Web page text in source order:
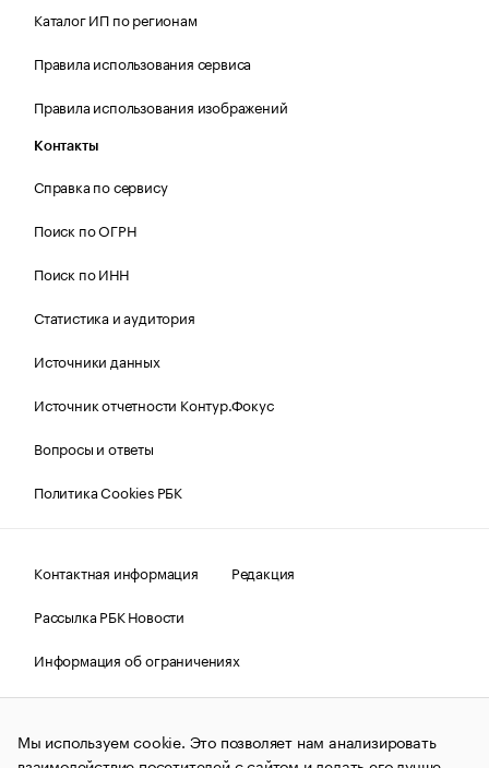
Каталог ИП по регионам
Правила использования сервиса
Правила использования изображений
Контакты
Справка по сервису
Поиск по ОГРН
Поиск по ИНН
Статистика и аудитория
Источники данных
Источник отчетности Контур.Фокус
Вопросы и ответы
Политика Cookies РБК
Контактная информация
Редакция
Рассылка РБК Новости
Информация об ограничениях
Правовая информация
О соблюдении авторских прав
© АО «РОСБИЗНЕСКОНСАЛТИНГ»,1995–2026.Сообщения
и материалы информационного агентства «РБК»
Мы используем cookie. Это позволяет нам анализировать